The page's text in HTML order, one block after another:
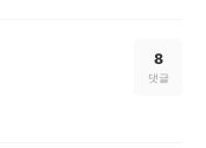
8
댓글